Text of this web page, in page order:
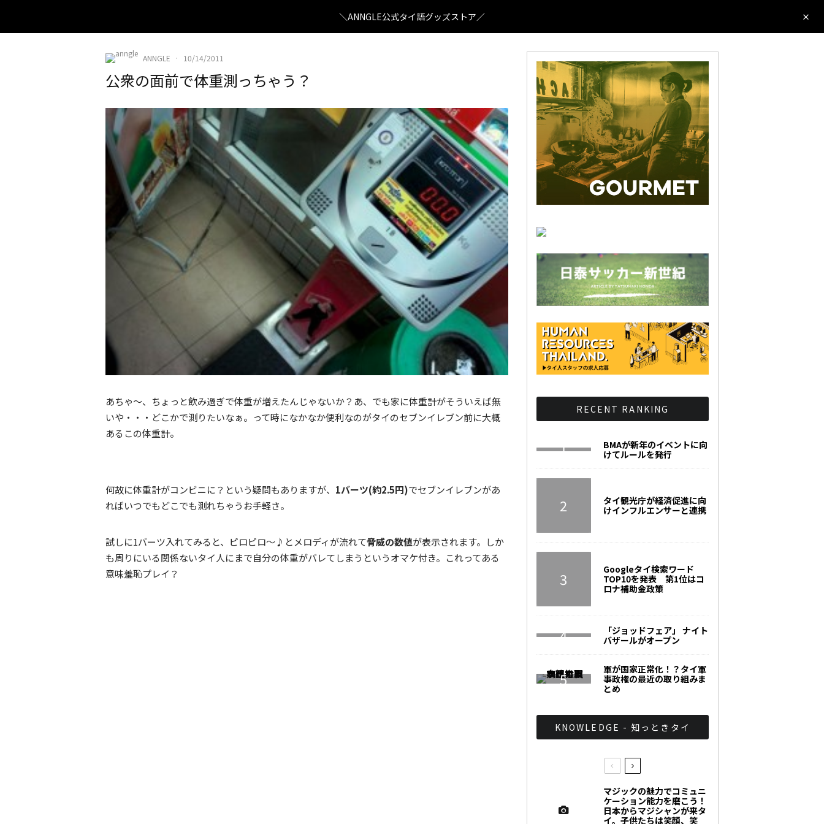
＼ANNGLE公式タイ語グッズストア／
ANNGLE · 10/14/2011
公衆の面前で体重測っちゃう？
あちゃ〜、ちょっと飲み過ぎで体重が増えたんじゃないか？あ、でも家に体重計がそういえば無
いや・・・どこかで測りたいなぁ。って時になかなか便利なのがタイのセブンイレブン前に大概
あるこの体重計。
何故に体重計がコンビニに？という疑問もありますが、 1バーツ(約2.5円)でセブンイレブンがあ
ればいつでもどこでも測れちゃうお手軽さ。
試しに1バーツ入れてみると、ピロピロ〜♪とメロディが流れて脅威の数値が表示されます。しか
も周りにいる関係ないタイ人にまで自分の体重がバレてしまうというオマケ付き。これってある
意味羞恥プレイ？
RECENT RANKING
BMAが新年のイベントに向
けてルールを発行
タイ観光庁が経済促進に向
けインフルエンサーと連携
Googleタイ検索ワード
TOP10を発表 第1位はコ
ロナ補助金政策
「ジョッドフェア」 ナイト
バザールがオープン
軍が国家正常化！？タイ軍
事政権の最近の取り組みま
とめ
KNOWLEDGE - 知っときタイ
マジックの魅力でコミュニ
ケーション能力を磨こう！
日本からマジシャンが来タ
イ。子供たちは笑顔、笑